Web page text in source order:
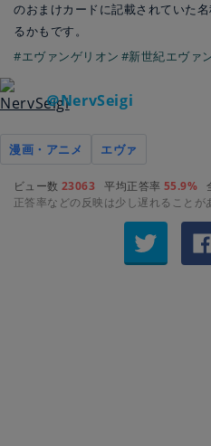
のおまけカードに記載されていた
るかもです。
#エヴァンゲリオン #新世紀エヴァ
＠NervSeigi
漫画・アニメ エヴァ
ビュー数 23063 平均正答率 55.9%
正答率などの反映は少し遅れることが